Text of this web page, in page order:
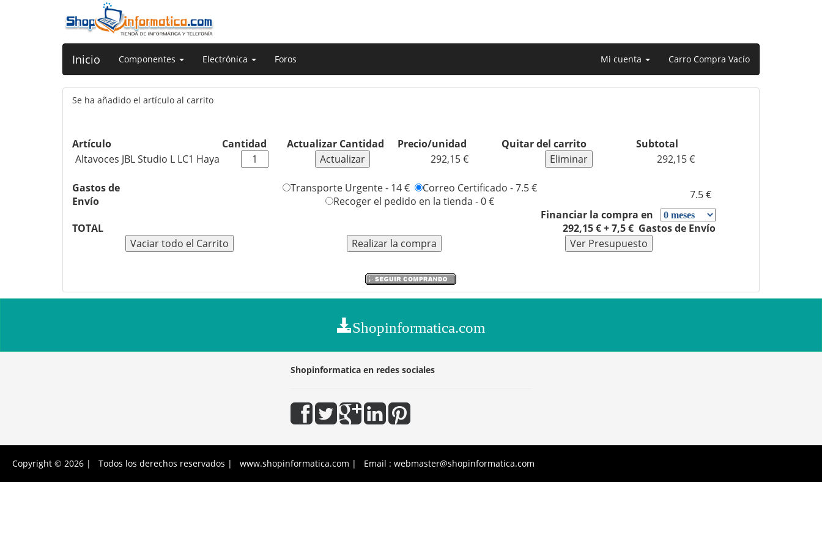
Inicio Componentes Electrónica Foros Mi cuenta Carro Compra Vacío
Se ha añadido el artículo al carrito
Artículo Cantidad Actualizar Cantidad Precio/unidad Quitar del carrito
Subtotal
Altavoces JBL Studio L LC1 Haya
292,15 € 292,15 €
Gastos de
Envío
Transporte Urgente - 14 €
Correo Certificado - 7.5 €
Recoger el pedido en la tienda - 0 €
7.5 €
Financiar la compra en
TOTAL
292,15 € + 7,5 € Gastos de Envío
Shopinformatica.com
Shopinformatica en redes sociales
Copyright © 2026 | Todos los derechos reservados | www.shopinformatica.com | Email : webmaster@shopinformatica.com